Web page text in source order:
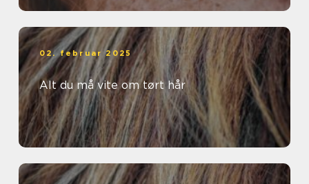
02. februar 2025
Alt du må vite om tørt hår